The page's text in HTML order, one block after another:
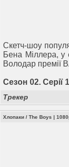
Cкетч-шоу
Бена Міллера, у
Володар премії
Сезон 02. Серії
Трекер
Хлопаки / The Boys |